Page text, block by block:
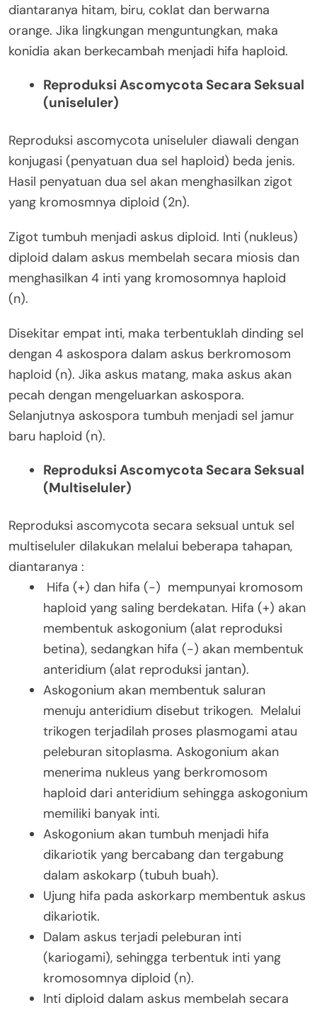
diantaranya hitam, biru, coklat dan berwarna
orange. Jika lingkungan menguntungkan, maka
konidia akan berkecambah menjadi hifa haploid.
Reproduksi Ascomycota Secara Seksual
(uniseluler)
Reproduksi ascomycota uniseluler diawali dengan
konjugasi (penyatuan dua sel haploid) beda jenis.
Hasil penyatuan dua sel akan menghasilkan zigot
yang kromosmnya diploid (2n).
Zigot tumbuh menjadi askus diploid. Inti (nukleus)
diploid dalam askus membelah secara miosis dan
menghasilkan 4 inti yang kromosomnya haploid
(n).
Disekitar empat inti, maka terbentuklah dinding sel
dengan 4 askospora dalam askus berkromosom
haploid (n). Jika askus matang, maka askus akan
pecah dengan mengeluarkan askospora.
Selanjutnya askospora tumbuh menjadi sel jamur
baru haploid (n).
Reproduksi Ascomycota Secara Seksual
(Multiseluler)
Reproduksi ascomycota secara seksual untuk sel
multiseluler dilakukan melalui beberapa tahapan,
diantaranya :
Hifa (+) dan hifa (-) mempunyai kromosom
haploid yang saling berdekatan. Hifa (+) akan
membentuk askogonium (alat reproduksi
betina), sedangkan hifa (-) akan membentuk
anteridium (alat reproduksi jantan).
Askogonium akan membentuk saluran
menuju anteridium disebut trikogen. Melalui
trikogen terjadilah proses plasmogami atau
peleburan sitoplasma. Askogonium akan
menerima nukleus yang berkromosom
haploid dari anteridium sehingga askogonium
memiliki banyak inti.
Askogonium akan tumbuh menjadi hifa
dikariotik yang bercabang dan tergabung
dalam askokarp (tubuh buah).
Ujung hifa pada askorkarp membentuk askus
dikariotik.
Dalam askus terjadi peleburan inti
(kariogami), sehingga terbentuk inti yang
kromosomnya diploid (n).
Inti diploid dalam askus membelah secara